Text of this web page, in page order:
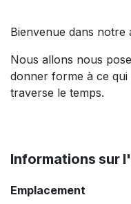
Bienvenue dans notre
Nous allons nous
donner forme à ce qui
traverse le temps.
Informations sur
Emplacement